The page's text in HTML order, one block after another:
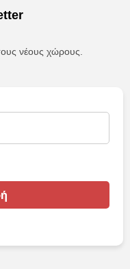
νέους χώρους.